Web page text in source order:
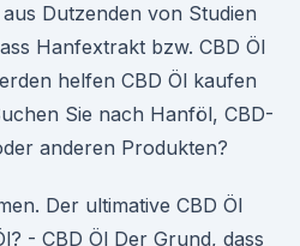
Dutzenden von Studien
Hanfextrakt bzw. CBD Öl
helfen CBD Öl kaufen
Sie nach Hanföl, CBD-
anderen Produkten?
Der ultimative CBD Öl
- CBD Öl Der Grund, dass